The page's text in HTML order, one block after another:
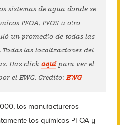
sistemas de agua donde se
PFOA, PFOS u otro
un promedio de todas las
Todas las localizaciones del
Haz click aquípara ver el
el EWG. Crédito:EWG
los manufactureros
los químicos PFOA y